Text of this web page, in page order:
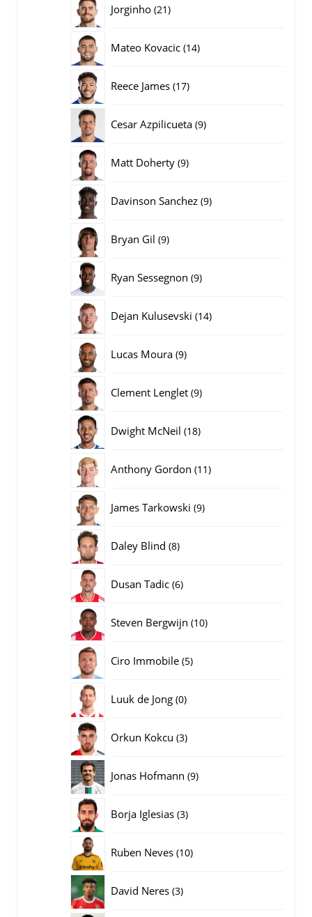
Jorginho 2121
Mateo Kovacic 1414
Reece James 1717
Cesar Azpilicueta 99
Matt Doherty 99
Davinson Sanchez 99
Bryan Gil 99
Ryan Sessegnon 99
Dejan Kulusevski 1414
Lucas Moura 99
Clement Lenglet 99
Dwight McNeil 1818
Anthony Gordon 1111
James Tarkowski 99
Daley Blind 88
Dusan Tadic 66
Steven Bergwijn 1010
Ciro Immobile 55
Luuk de Jong 00
Orkun Kokcu 33
Jonas Hofmann 99
Borja Iglesias 33
Ruben Neves 1010
David Neres 33